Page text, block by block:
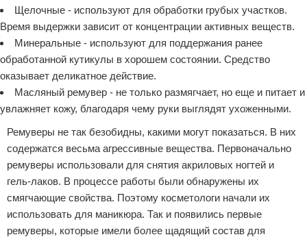
Щелочные - используют для обработки грубых участков.
Время выдержки зависит от концентрации активных веществ.
Минеральные - используют для поддержания ранее
обработанной кутикулы в хорошем состоянии. Средство
оказывает деликатное действие.
Масляный ремувер - не только размягчает, но еще и питает и
увлажняет кожу, благодаря чему руки выглядят ухоженными.
Ремуверы не так безобидны, какими могут показаться. В них
содержатся весьма агрессивные вещества. Первоначально
ремуверы использовали для снятия акриловых ногтей и
гель-лаков. В процессе работы были обнаружены их
смягчающие свойства. Поэтому косметологи начали их
использовать для маникюра. Так и появились первые
ремуверы, которые имели более щадящий состав для